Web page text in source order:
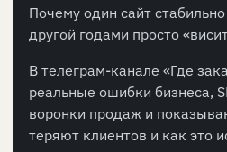
Почему один сайт
другой годами просто
В телеграм-канале «Где
реальные ошибки бизнеса,
воронки продаж и
теряют клиентов и как это